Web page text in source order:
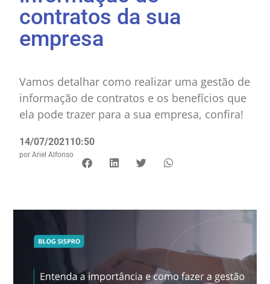
contratos da sua
empresa
Vamos detalhar como realizar uma gestão de
informação de contratos e os benefícios que
ela pode trazer para a sua empresa, confira!
14/07/202110:50
por Ariel Alfonso